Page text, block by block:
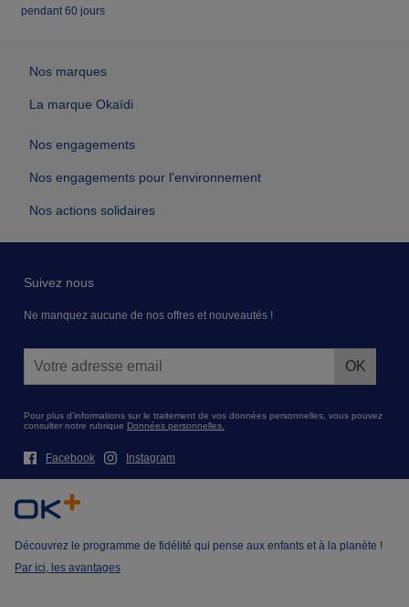
pendant 60 jours
Nos marques
La marque Okaïdi
Nos engagements
Nos engagements pour l'environnement
Nos actions solidaires
Suivez nous
Ne manquez aucune de nos offres et nouveautés !
Pour plus d’informations sur le traitement de vos données personnelles, vous pouvez
consulter notre rubrique Données personnelles.
Facebook Instagram
Découvrez le programme de fidélité qui pense aux enfants et à la planète !
Par ici, les avantages